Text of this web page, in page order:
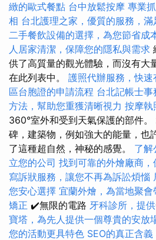
緻的歐式餐點 台中放鬆按摩 專業
相 台北護理之家，優質的服務，
二手餐飲設備的選擇，為您節省成
人居家清潔，保障您的隱私與需求
供了高質量的觀光體驗，而沒有大
在此列表中。 護照代辦服務，快
區台胞證的申請流程 台北記帳士
方法，幫助您重獲清晰視力 按摩執
360°室外和受到天氣保護的部件
碑，建築物，例如強大的能量，也
了這種超自然，神秘的感覺。 了解
立您的公司 找到可靠的外燴廠商
寫訴狀服務，讓您不再為訴訟煩惱
您安心選擇 宜蘭外燴，為當地聚
矯正 ✔️無限的電路 牙科診所，提
寶塔，為先人提供一個尊貴的安放
您的活動更具特色 SEO的真正含義